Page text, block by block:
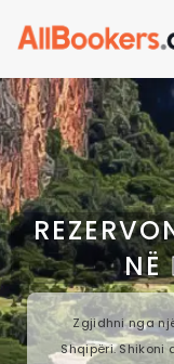
NË
Zgjidhni nga
Shqipëri.